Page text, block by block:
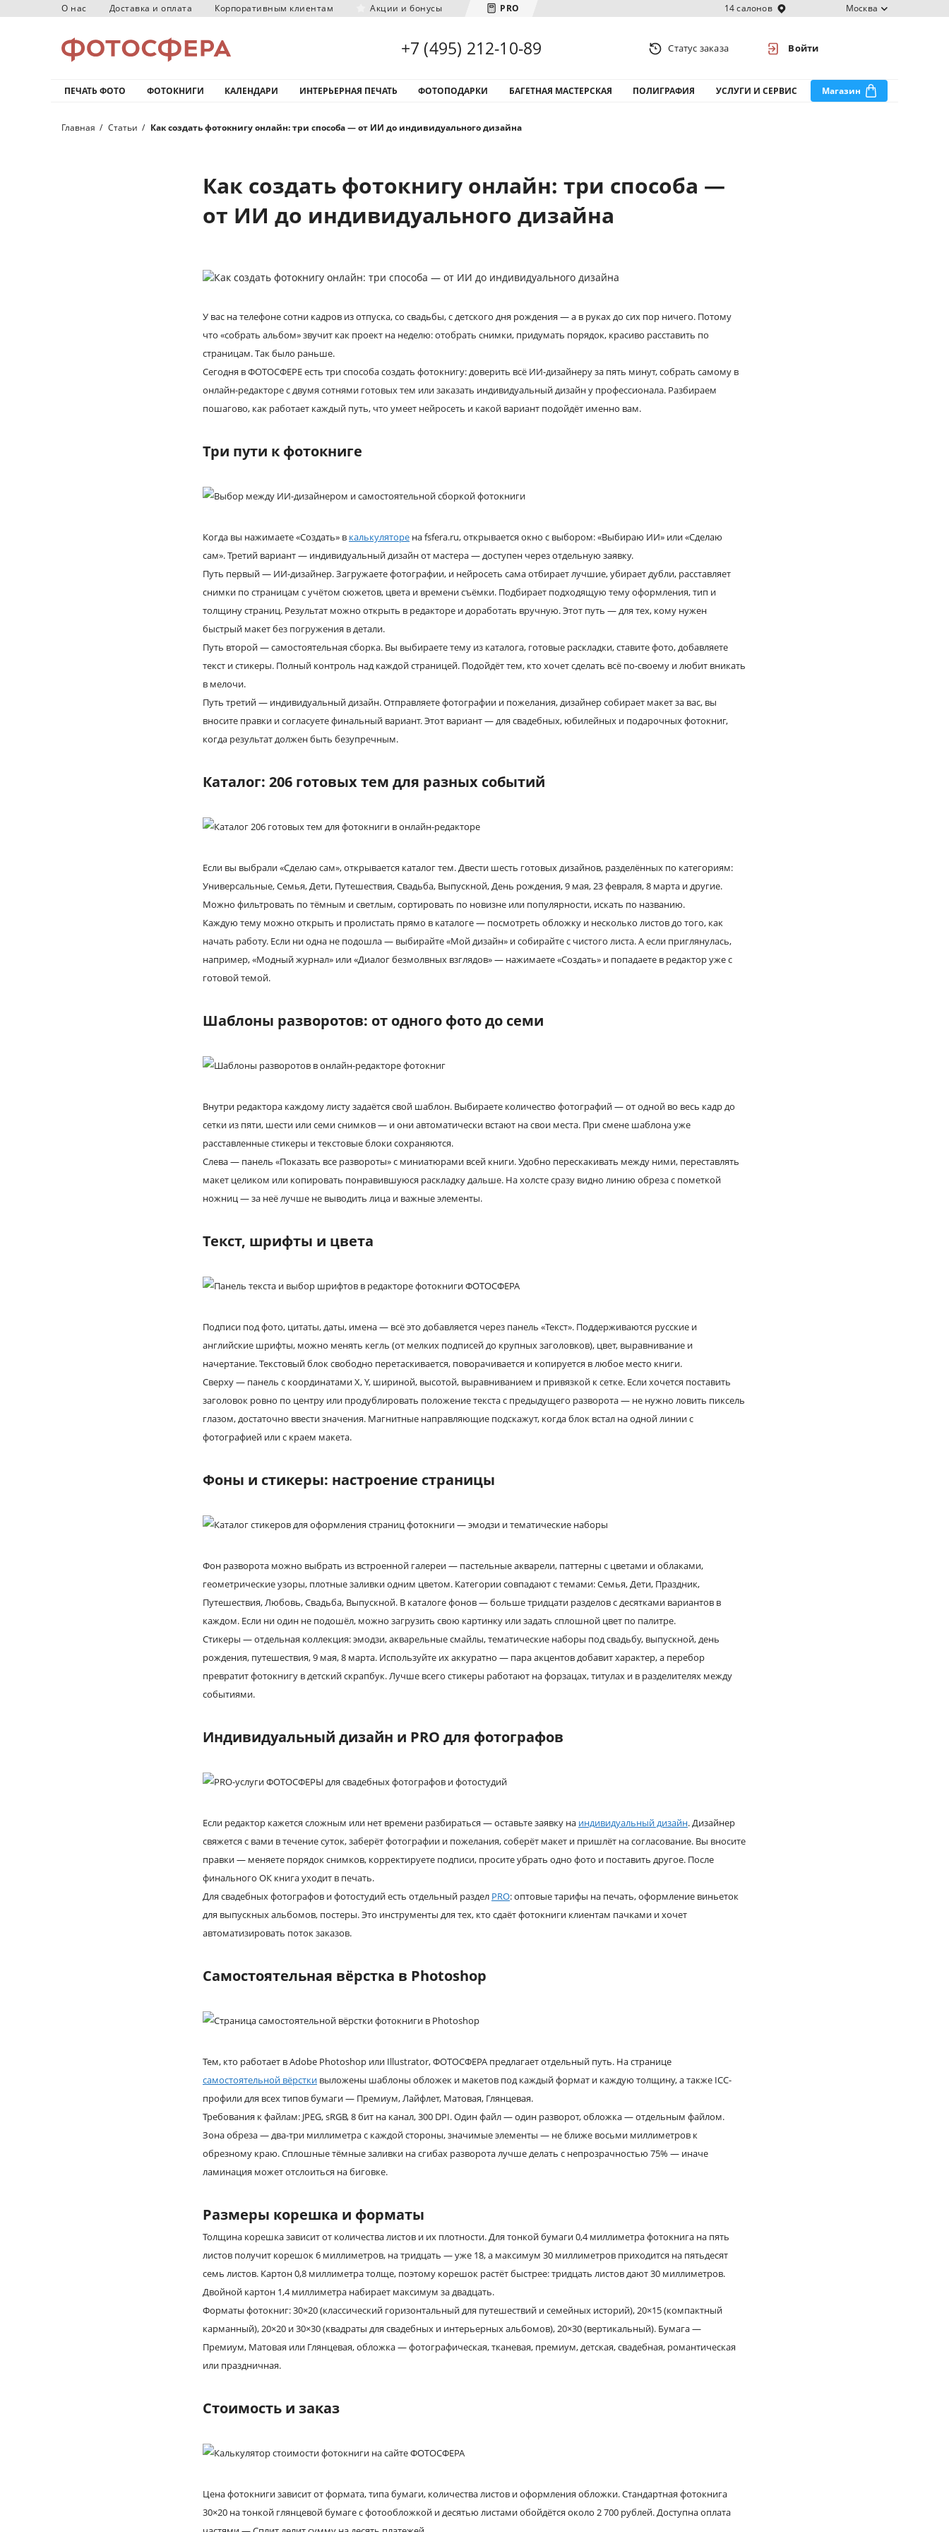
О нас Доставка и оплата Корпоративным клиентам Акции и бонусы PRO 14 салонов Москва
Загрузка городов...
+7 (495) 212-10-89 Статус заказа Войти
ПЕЧАТЬ ФОТО ФОТОКНИГИ КАЛЕНДАРИ ИНТЕРЬЕРНАЯ ПЕЧАТЬ ФОТОПОДАРКИ БАГЕТНАЯ МАСТЕРСКАЯ ПОЛИГРАФИЯ УСЛУГИ И СЕРВИС Магазин
Главная Статьи Как создать фотокнигу онлайн: три способа — от ИИ до индивидуального дизайна
Как создать фотокнигу онлайн: три способа —
от ИИ до индивидуального дизайна
У вас на телефоне сотни кадров из отпуска, со свадьбы, с детского дня рождения — а в руках до сих пор ничего. Потому
что «собрать альбом» звучит как проект на неделю: отобрать снимки, придумать порядок, красиво расставить по
страницам. Так было раньше.
Сегодня в ФОТОСФЕРЕ есть три способа создать фотокнигу: доверить всё ИИ-дизайнеру за пять минут, собрать самому в
онлайн-редакторе с двумя сотнями готовых тем или заказать индивидуальный дизайн у профессионала. Разбираем
пошагово, как работает каждый путь, что умеет нейросеть и какой вариант подойдёт именно вам.
Три пути к фотокниге
Когда вы нажимаете «Создать» в калькуляторе на fsfera.ru, открывается окно с выбором: «Выбираю ИИ» или «Сделаю
сам». Третий вариант — индивидуальный дизайн от мастера — доступен через отдельную заявку.
Путь первый — ИИ-дизайнер. Загружаете фотографии, и нейросеть сама отбирает лучшие, убирает дубли, расставляет
снимки по страницам с учётом сюжетов, цвета и времени съёмки. Подбирает подходящую тему оформления, тип и
толщину страниц. Результат можно открыть в редакторе и доработать вручную. Этот путь — для тех, кому нужен
быстрый макет без погружения в детали.
Путь второй — самостоятельная сборка. Вы выбираете тему из каталога, готовые раскладки, ставите фото, добавляете
текст и стикеры. Полный контроль над каждой страницей. Подойдёт тем, кто хочет сделать всё по-своему и любит вникать
в мелочи.
Путь третий — индивидуальный дизайн. Отправляете фотографии и пожелания, дизайнер собирает макет за вас, вы
вносите правки и согласуете финальный вариант. Этот вариант — для свадебных, юбилейных и подарочных фотокниг,
когда результат должен быть безупречным.
Каталог: 206 готовых тем для разных событий
Если вы выбрали «Сделаю сам», открывается каталог тем. Двести шесть готовых дизайнов, разделённых по категориям:
Универсальные, Семья, Дети, Путешествия, Свадьба, Выпускной, День рождения, 9 мая, 23 февраля, 8 марта и другие.
Можно фильтровать по тёмным и светлым, сортировать по новизне или популярности, искать по названию.
Каждую тему можно открыть и пролистать прямо в каталоге — посмотреть обложку и несколько листов до того, как
начать работу. Если ни одна не подошла — выбирайте «Мой дизайн» и собирайте с чистого листа. А если приглянулась,
например, «Модный журнал» или «Диалог безмолвных взглядов» — нажимаете «Создать» и попадаете в редактор уже с
готовой темой.
Шаблоны разворотов: от одного фото до семи
Внутри редактора каждому листу задаётся свой шаблон. Выбираете количество фотографий — от одной во весь кадр до
сетки из пяти, шести или семи снимков — и они автоматически встают на свои места. При смене шаблона уже
расставленные стикеры и текстовые блоки сохраняются.
Слева — панель «Показать все развороты» с миниатюрами всей книги. Удобно перескакивать между ними, переставлять
макет целиком или копировать понравившуюся раскладку дальше. На холсте сразу видно линию обреза с пометкой
ножниц — за неё лучше не выводить лица и важные элементы.
Текст, шрифты и цвета
Подписи под фото, цитаты, даты, имена — всё это добавляется через панель «Текст». Поддерживаются русские и
английские шрифты, можно менять кегль (от мелких подписей до крупных заголовков), цвет, выравнивание и
начертание. Текстовый блок свободно перетаскивается, поворачивается и копируется в любое место книги.
Сверху — панель с координатами X, Y, шириной, высотой, выравниванием и привязкой к сетке. Если хочется поставить
заголовок ровно по центру или продублировать положение текста с предыдущего разворота — не нужно ловить пиксель
глазом, достаточно ввести значения. Магнитные направляющие подскажут, когда блок встал на одной линии с
фотографией или с краем макета.
Фоны и стикеры: настроение страницы
Фон разворота можно выбрать из встроенной галереи — пастельные акварели, паттерны с цветами и облаками,
геометрические узоры, плотные заливки одним цветом. Категории совпадают с темами: Семья, Дети, Праздник,
Путешествия, Любовь, Свадьба, Выпускной. В каталоге фонов — больше тридцати разделов с десятками вариантов в
каждом. Если ни один не подошёл, можно загрузить свою картинку или задать сплошной цвет по палитре.
Стикеры — отдельная коллекция: эмодзи, акварельные смайлы, тематические наборы под свадьбу, выпускной, день
рождения, путешествия, 9 мая, 8 марта. Используйте их аккуратно — пара акцентов добавит характер, а перебор
превратит фотокнигу в детский скрапбук. Лучше всего стикеры работают на форзацах, титулах и в разделителях между
событиями.
Индивидуальный дизайн и PRO для фотографов
Если редактор кажется сложным или нет времени разбираться — оставьте заявку на индивидуальный дизайн. Дизайнер
свяжется с вами в течение суток, заберёт фотографии и пожелания, соберёт макет и пришлёт на согласование. Вы вносите
правки — меняете порядок снимков, корректируете подписи, просите убрать одно фото и поставить другое. После
финального ОК книга уходит в печать.
Для свадебных фотографов и фотостудий есть отдельный раздел PRO: оптовые тарифы на печать, оформление виньеток
для выпускных альбомов, постеры. Это инструменты для тех, кто сдаёт фотокниги клиентам пачками и хочет
автоматизировать поток заказов.
Самостоятельная вёрстка в Photoshop
Тем, кто работает в Adobe Photoshop или Illustrator, ФОТОСФЕРА предлагает отдельный путь. На странице
самостоятельной вёрстки выложены шаблоны обложек и макетов под каждый формат и каждую толщину, а также ICC-
профили для всех типов бумаги — Премиум, Лайфлет, Матовая, Глянцевая.
Требования к файлам: JPEG, sRGB, 8 бит на канал, 300 DPI. Один файл — один разворот, обложка — отдельным файлом.
Зона обреза — два-три миллиметра с каждой стороны, значимые элементы — не ближе восьми миллиметров к
обрезному краю. Сплошные тёмные заливки на сгибах разворота лучше делать с непрозрачностью 75% — иначе
ламинация может отслоиться на биговке.
Размеры корешка и форматы
Толщина корешка зависит от количества листов и их плотности. Для тонкой бумаги 0,4 миллиметра фотокнига на пять
листов получит корешок 6 миллиметров, на тридцать — уже 18, а максимум 30 миллиметров приходится на пятьдесят
семь листов. Картон 0,8 миллиметра толще, поэтому корешок растёт быстрее: тридцать листов дают 30 миллиметров.
Двойной картон 1,4 миллиметра набирает максимум за двадцать.
Форматы фотокниг: 30×20 (классический горизонтальный для путешествий и семейных историй), 20×15 (компактный
карманный), 20×20 и 30×30 (квадраты для свадебных и интерьерных альбомов), 20×30 (вертикальный). Бумага —
Премиум, Матовая или Глянцевая, обложка — фотографическая, тканевая, премиум, детская, свадебная, романтическая
или праздничная.
Стоимость и заказ
Цена фотокниги зависит от формата, типа бумаги, количества листов и оформления обложки. Стандартная фотокнига
30×20 на тонкой глянцевой бумаге с фотообложкой и десятью листами обойдётся около 2 700 рублей. Доступна оплата